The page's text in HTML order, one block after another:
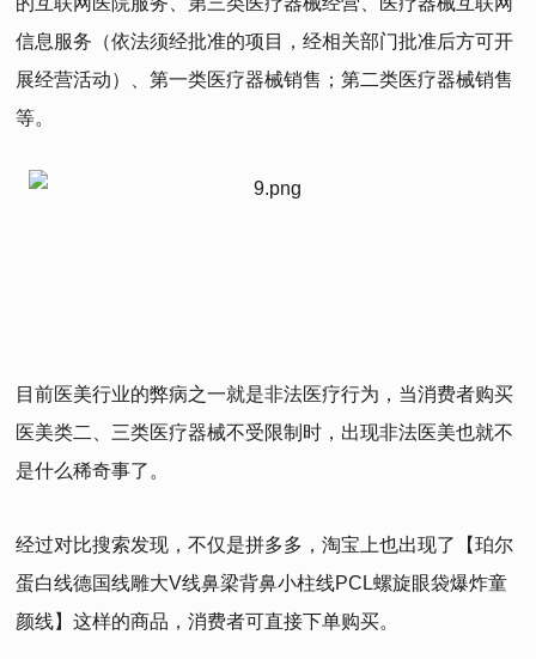
信息服务（依法须经批准的项目，经相关部门批准后方可开
展经营活动）、第一类医疗器械销售；第二类医疗器械销售
等。
目前医美行业的弊病之一就是非法医疗行为，当消费者购买
医美类二、三类医疗器械不受限制时，出现非法医美也就不
是什么稀奇事了。
经过对比搜索发现，不仅是拼多多，淘宝上也出现了【珀尔
蛋白线德国线雕大V线鼻梁背鼻小柱线PCL螺旋眼袋爆炸童
颜线】这样的商品，消费者可直接下单购买。